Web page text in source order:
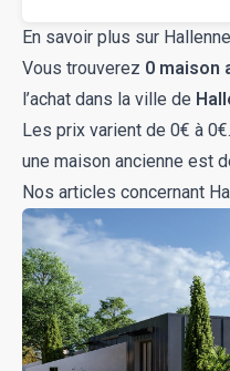
En savoir plus sur
Vous trouverez 0 maison
l’achat dans la ville de
Les prix varient de 0€ à
une maison ancienne est
Nos articles concernant